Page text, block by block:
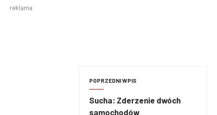
reklama
POPRZEDNI WPIS
Sucha: Zderzenie dwóch
samochodów